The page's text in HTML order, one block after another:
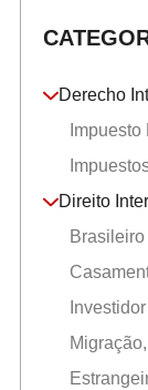
Derecho
Direito